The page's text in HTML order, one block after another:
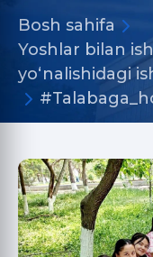
Bosh sahifa
Yoshlar bilan
yo‘nalishidagi